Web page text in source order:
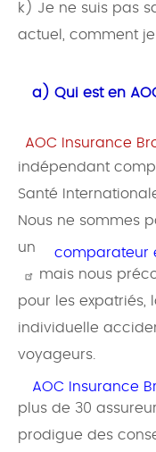
k) Je ne suis pas
actuel, comment
a) Qui est en
AOC Insurance
indépendant
Santé
Nous ne sommes
un
comparateur
mais nous
pour les expatriés,
individuelle
voyageurs.
AOC Insurance
plus de 30
prodigue des